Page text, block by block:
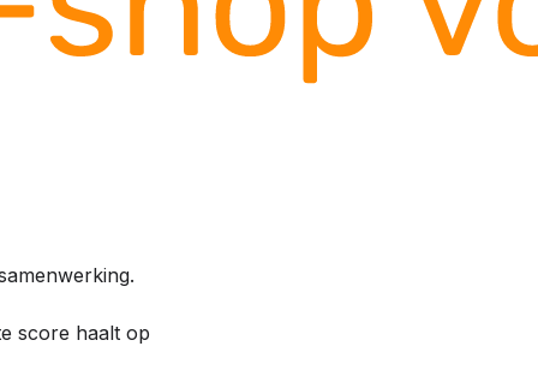
score haalt op